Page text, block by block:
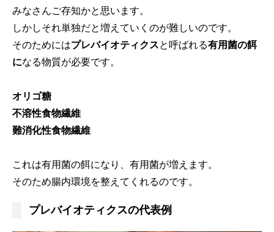
みなさんご存知かと思います。
しかしそれ単独だと増えていくのが難しいのです。
そのためにはプレバイオティクスと呼ばれる有用菌の餌
になる物質が必要です。
オリゴ糖
不溶性食物繊維
難消化性食物繊維
これは有用菌の餌になり、有用菌が増えます。
そのため腸内環境を整えてくれるのです。
プレバイオティクスの代表例